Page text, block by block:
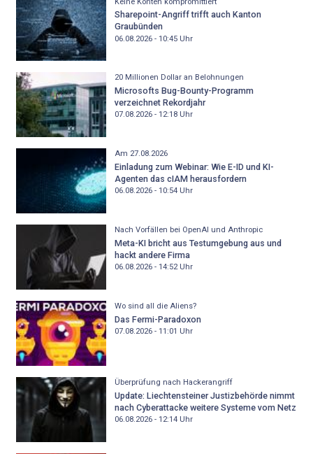
Sharepoint-Angriff trifft auch Kanton
Graubünden
06.08.2026 - 10:45Uhr
20 Millionen Dollar an Belohnungen
Microsofts Bug-Bounty-Programm
verzeichnet Rekordjahr
07.08.2026 - 12:18Uhr
Am 27.08.2026
Einladung zum Webinar: Wie E-ID und KI-
Agenten das cIAM herausfordern
06.08.2026 - 10:54Uhr
Nach Vorfällen bei OpenAI und Anthropic
Meta-KI bricht aus Testumgebung aus und
hackt andere Firma
06.08.2026 - 14:52Uhr
Wo sind all die Aliens?
Das Fermi-Paradoxon
07.08.2026 - 11:01 Uhr
Überprüfung nach Hackerangriff
Update: Liechtensteiner Justizbehörde nimmt
nach Cyberattacke weitere Systeme vom Netz
06.08.2026 - 12:14Uhr